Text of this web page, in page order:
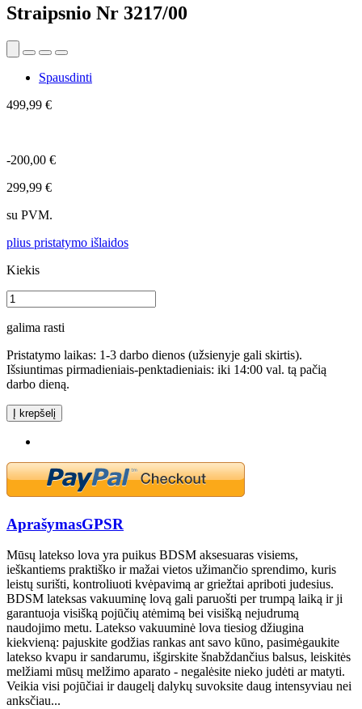
Straipsnio Nr 3217/00
Spausdinti
499,99 €
-200,00 €
299,99 €
su PVM.
plius pristatymo išlaidos
Kiekis
galima rasti
Pristatymo laikas: 1-3 darbo dienos (užsienyje gali skirtis).
Išsiuntimas pirmadieniais-penktadieniais: iki 14:00 val. tą pačią
darbo dieną.
Į krepšelį
AprašymasGPSR
Mūsų latekso lova yra puikus BDSM aksesuaras visiems,
ieškantiems praktiško ir mažai vietos užimančio sprendimo, kuris
leistų surišti, kontroliuoti kvėpavimą ar griežtai apriboti judesius.
BDSM lateksas vakuuminę lovą gali paruošti per trumpą laiką ir ji
garantuoja visišką pojūčių atėmimą bei visišką nejudrumą
naudojimo metu. Latekso vakuuminė lova tiesiog džiugina
kiekvieną: pajuskite godžias rankas ant savo kūno, pasimėgaukite
latekso kvapu ir sandarumu, išgirskite šnabždančius balsus, leiskitės
melžiami mūsų melžimo aparato - negalėsite nieko judėti ar matyti.
Veikia visi pojūčiai ir daugelį dalykų suvoksite daug intensyviau nei
anksčiau...